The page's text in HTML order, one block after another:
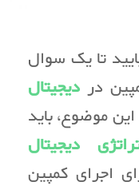
تا یک سوال
در دیجیتال
موضوع، باید
دیجیتال
اجرای کمپین